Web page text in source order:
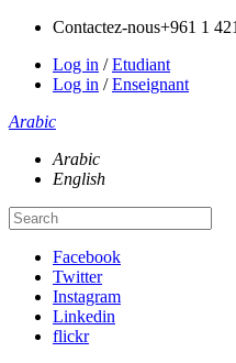
Contactez-nous+961 1
Log in /Etudiant
Log in /Enseignant
Arabic
Arabic
English
Facebook
Twitter
Instagram
Linkedin
flickr